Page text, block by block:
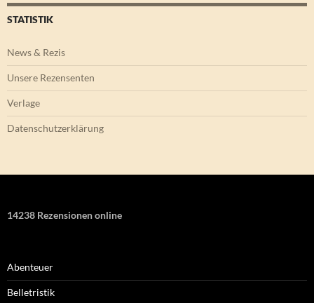
STATISTIK
News & Rezis
Unsere Rezensenten
Verlage
Datenschutzerklärung
14238 Rezensionen online
Abenteuer
Belletristik